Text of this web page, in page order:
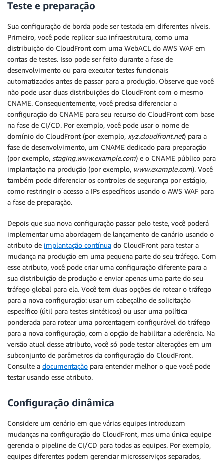
Teste e preparação
Sua configuração de borda pode ser testada em diferentes níveis.
Primeiro, você pode replicar sua infraestrutura, como uma
distribuição do CloudFront com uma WebACL do AWS WAF em
contas de testes. Isso pode ser feito durante a fase de
desenvolvimento ou para executar testes funcionais
automatizados antes de passar para a produção. Observe que você
não pode usar duas distribuições do CloudFront com o mesmo
CNAME. Consequentemente, você precisa diferenciar a
configuração do CNAME para seu recurso do CloudFront com base
na fase de CI/CD. Por exemplo, você pode usar o nome de
domínio do CloudFront (por exemplo, xyz.cloudfront.net) para a
fase de desenvolvimento, um CNAME dedicado para preparação
(por exemplo, staging.www.example.com) e o CNAME público para
implantação na produção (por exemplo, www.example.com). Você
também pode diferenciar os controles de segurança por estágio,
como restringir o acesso a IPs específicos usando o AWS WAF para
a fase de preparação.
Depois que sua nova configuração passar pelo teste, você poderá
implementar uma abordagem de lançamento de canário usando o
atributo de implantação contínua do CloudFront para testar a
mudança na produção em uma pequena parte do seu tráfego. Com
esse atributo, você pode criar uma configuração diferente para a
sua distribuição de produção e enviar apenas uma parte do seu
tráfego global para ela. Você tem duas opções de rotear o tráfego
para a nova configuração: usar um cabeçalho de solicitação
específico (útil para testes sintéticos) ou usar uma política
ponderada para rotear uma porcentagem configurável do tráfego
para a nova configuração, com a opção de habilitar a aderência. Na
versão atual desse atributo, você só pode testar alterações em um
subconjunto de parâmetros da configuração do CloudFront.
Consulte a documentação para entender melhor o que você pode
testar usando esse atributo.
Configuração dinâmica
Considere um cenário em que várias equipes introduzam
mudanças na configuração do CloudFront, mas uma única equipe
gerencia o pipeline de CI/CD para todas as equipes. Por exemplo,
equipes diferentes podem gerenciar microsserviços separados,